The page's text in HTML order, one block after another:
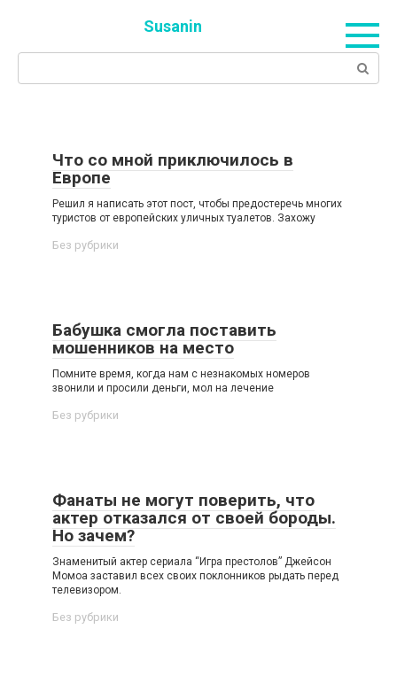
Susanin
Search:
Что со мной приключилось в
Европе
Решил я написать этот пост, чтобы предостеречь многих
туристов от европейских уличных туалетов. Захожу
Без рубрики
Бабушка смогла поставить
мошенников на место
Помните время, когда нам с незнакомых номеров
звонили и просили деньги, мол на лечение
Без рубрики
Фанаты не могут поверить, что
актер отказался от своей бороды.
Но зачем?
Знаменитый актер сериала “Игра престолов” Джейсон
Момоа заставил всех своих поклонников рыдать перед
телевизором.
Без рубрики